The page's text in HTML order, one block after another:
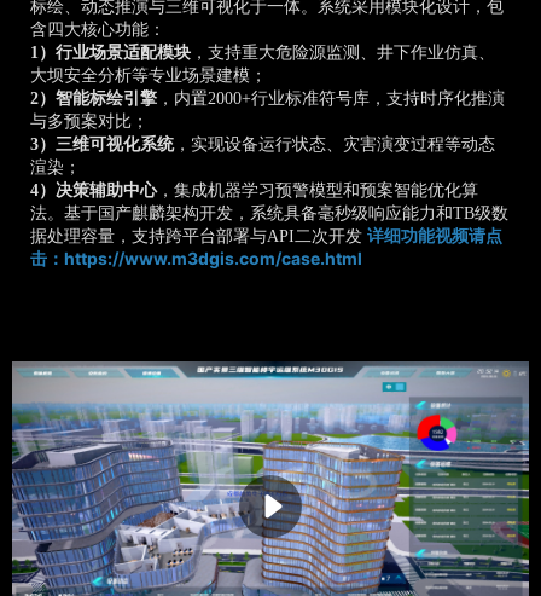
标绘、动态推演与三维可视化于一体。系统采用模块化设计，包
含四大核心功能：
1）行业场景适配模块 ，支持重大危险源监测、井下作业仿真、
大坝安全分析等专业场景建模；
2）智能标绘引擎 ，内置2000+行业标准符号库，支持时序化推演
与多预案对比；
3）三维可视化系统，实现设备运行状态、灾害演变过程等动态
渲染；
4）决策辅助中心，集成机器学习预警模型和预案智能优化算
法。基于国产麒麟架构开发，系统具备毫秒级响应能力和TB级数
据处理容量，支持跨平台部署与API二次开发 详细功能视频请点
击： https://www.m3dgis.com/case.html